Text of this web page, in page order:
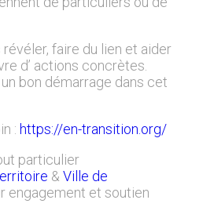
faire du lien et aider
d’ actions concrètes.
bon démarrage dans cet
: https://en-transition.org/
particulier
& Ville de
engagement et soutien